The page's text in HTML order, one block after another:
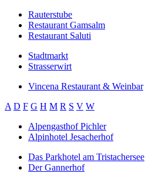
Rauterstube
Restaurant Gamsalm
Restaurant Saluti
Stadtmarkt
Strasserwirt
Vincena Restaurant & Weinbar
A D F G H M R S V W
Alpengasthof Pichler
Alpinhotel Jesacherhof
Das Parkhotel am Tristachersee
Der Gannerhof